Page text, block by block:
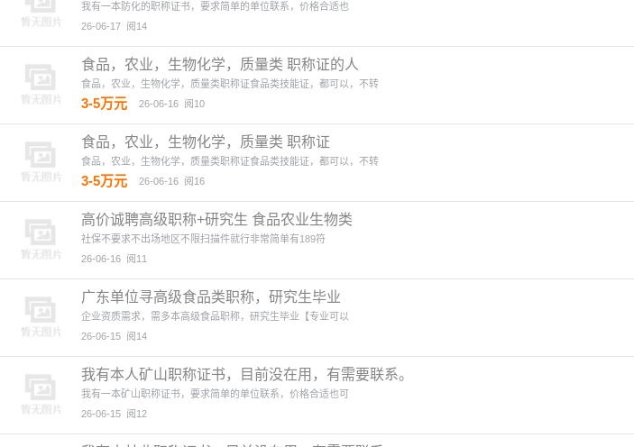
我有一本防化的职称证书，要求简单的单位联系，价格合适也
26-06-17 阅14
食品，农业，生物化学，质量类 职称证的人
食品，农业，生物化学，质量类职称证食品类技能证，都可以，不转
3-5万元 26-06-16 阅10
食品，农业，生物化学，质量类 职称证
食品，农业，生物化学，质量类职称证食品类技能证，都可以，不转
3-5万元 26-06-16 阅16
高价诚聘高级职称+研究生 食品农业生物类
社保不要求不出场地区不限扫描件就行非常简单有189符
26-06-16 阅11
广东单位寻高级食品类职称，研究生毕业
企业资质需求，需多本高级食品职称，研究生毕业【专业可以
26-06-15 阅14
我有本人矿山职称证书，目前没在用，有需要联系。
我有一本矿山职称证书，要求简单的单位联系，价格合适也可
26-06-15 阅12